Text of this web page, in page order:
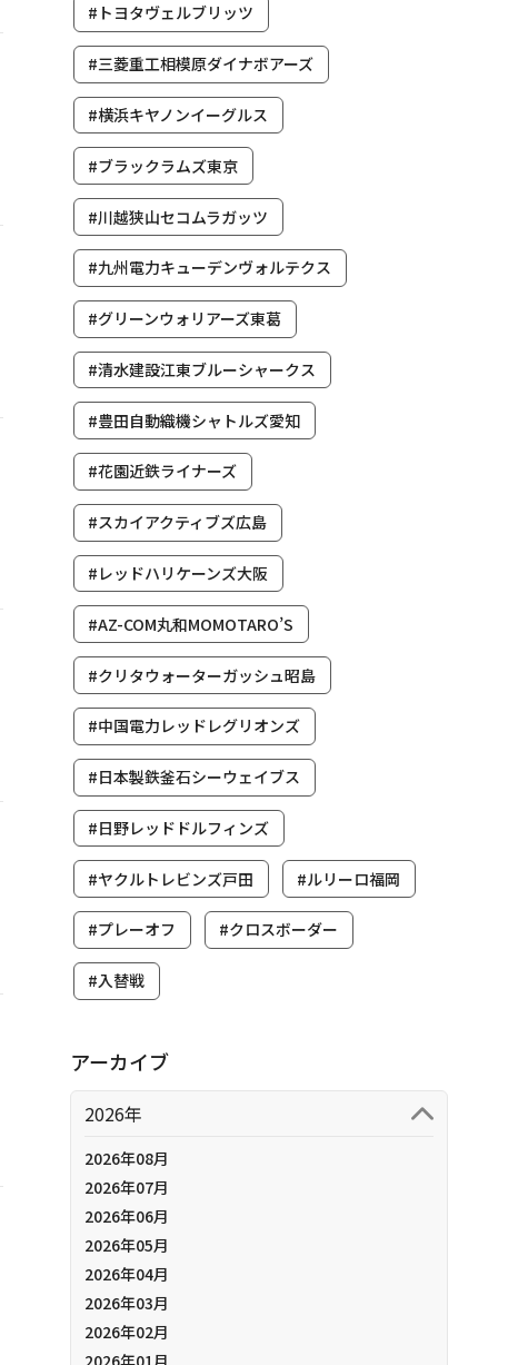
#トヨタヴェルブリッツ
#三菱重工相模原ダイナボアーズ
#横浜キヤノンイーグルス
#ブラックラムズ東京
#川越狭山セコムラガッツ
#九州電力キューデンヴォルテクス
#グリーンウォリアーズ東葛
#清水建設江東ブルーシャークス
#豊田自動織機シャトルズ愛知
#花園近鉄ライナーズ
#スカイアクティブズ広島
#レッドハリケーンズ大阪
#AZ-COM丸和MOMOTARO’S
#クリタウォーターガッシュ昭島
#中国電力レッドレグリオンズ
#日本製鉄釜石シーウェイブス
#日野レッドドルフィンズ
#ヤクルトレビンズ戸田 #ルリーロ福岡
#プレーオフ #クロスボーダー
#入替戦
アーカイブ
2026年
2026年08月
2026年07月
2026年06月
2026年05月
2026年04月
2026年03月
2026年02月
2026年01月